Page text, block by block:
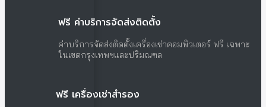
ฟรี ค่าบริการจัดส่งติดตั้ง
ค่าบริการจัดส่งติดตั้งเครื่องเช่าคอมพิวเตอร์ ฟรี เฉพาะ
ในเขตกรุงเทพฯและปริมณฑล
ฟรี เครื่องเช่าสำรอง